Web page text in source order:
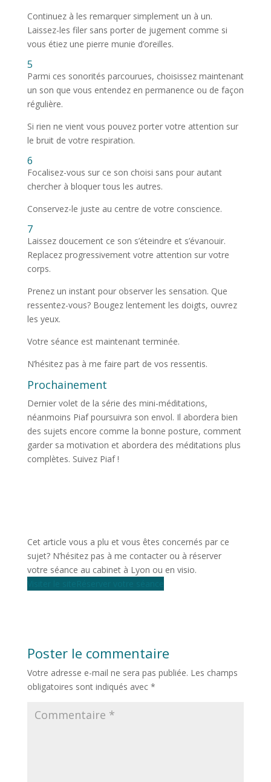
Continuez à les remarquer simplement un à un.
Laissez-les filer sans porter de jugement comme si
vous étiez une pierre munie d’oreilles.
5
Parmi ces sonorités parcourues, choisissez maintenant
un son que vous entendez en permanence ou de façon
régulière.
Si rien ne vient vous pouvez porter votre attention sur
le bruit de votre respiration.
6
Focalisez-vous sur ce son choisi sans pour autant
chercher à bloquer tous les autres.
Conservez-le juste au centre de votre conscience.
7
Laissez doucement ce son s’éteindre et s’évanouir.
Replacez progressivement votre attention sur votre
corps.
Prenez un instant pour observer les sensation. Que
ressentez-vous? Bougez lentement les doigts, ouvrez
les yeux.
Votre séance est maintenant terminée.
N’hésitez pas à me faire part de vos ressentis.
Prochainement
Dernier volet de la série des mini-méditations,
néanmoins Piaf poursuivra son envol. Il abordera bien
des sujets encore comme la bonne posture, comment
garder sa motivation et abordera des méditations plus
complètes. Suivez Piaf !
Cet article vous a plu et vous êtes concernés par ce
sujet? N’hésitez pas à me contacter ou à réserver
votre séance au cabinet à Lyon ou en visio.
Poster le commentaire
Votre adresse e-mail ne sera pas publiée. Les champs
obligatoires sont indiqués avec *